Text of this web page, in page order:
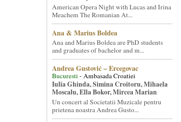
American Opera Night with Lucas and Irina
Meachem The Romanian At...
Ana & Marius Boldea
Ana and Marius Boldea are PhD students
and graduates of bachelor and m...
Andrea Gustović – Ercegovac
Bucuresti- Ambasada Croatiei
Iulia Ghinda, Simina Croitoru, Mihaela
Moscalu, Ella Bokor, Mircea Marian
Un concert al Societatii Muzicale pentru
prietena noastra Andrea Gusto...